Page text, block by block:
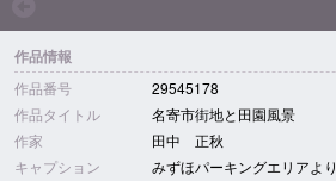
作品情報
作品番号
29545178
作品タイトル
名寄市街地と田園風景
作家
田中 正秋
キャプション
みずほパーキングエリアより